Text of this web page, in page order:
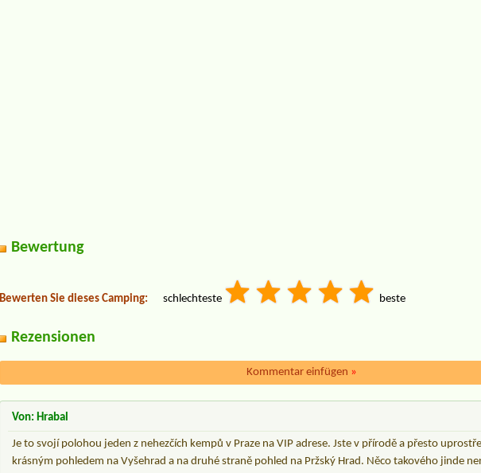
Bewertung
Bewerten Sie dieses Camping: schlechteste beste
Rezensionen
Kommentar einfügen »
Von: Hrabal
Je to svojí polohou jeden z nehezčích kempů v Praze na VIP adrese. Jste v přírodě a přesto
krásným pohledem na Vyšehrad a na druhé straně pohled na Pržský Hrad. Něco takového jinde